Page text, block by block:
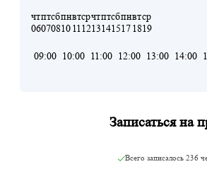
чт
06
пт
07
сб
08
пн
10
вт
11
ср
12
чт
13
пт
14
сб
15
пн
17
вт
18
ср
19
09:00 10:00 11:00 12:00 13:00 14:00
Записаться на
Всего записалось 236